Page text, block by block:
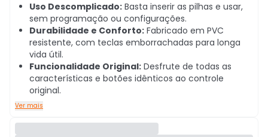
Uso Descomplicado: Basta inserir as pilhas e usar,
sem programação ou configurações.
Durabilidade e Conforto: Fabricado em PVC
resistente, com teclas emborrachadas para longa
vida útil.
Funcionalidade Original: Desfrute de todas as
características e botões idênticos ao controle
original.
Ver mais